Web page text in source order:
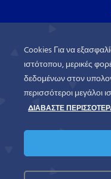
Πολιτική
Cookies Για να
ιστότοπου, μερικές
δεδομένων στον
περισσότεροι μεγάλοι
ΔΙΑΒΑΣΤΕ